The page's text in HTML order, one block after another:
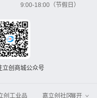
9:00-18:00（节假日）
立创商城公众号
创工业品 嘉立创社区展开